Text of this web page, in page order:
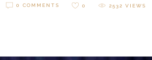
0 COMMENTS 0 2532 VIEWS